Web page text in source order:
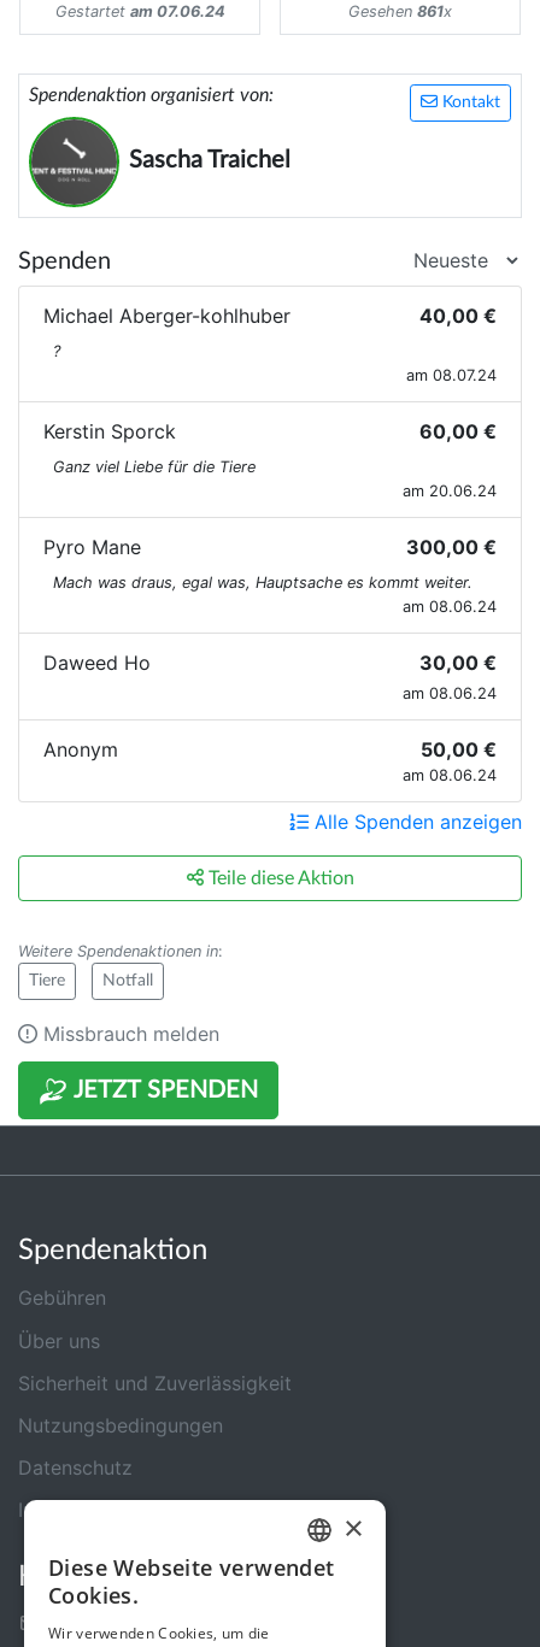
Gestartet am 07.06.24 Gesehen 861x
Kontakt
Spendenaktion organisiert von:
Sascha Traichel
JETZT SPENDEN
Spenden
Michael Aberger-kohlhuber 40,00 €
?
am 08.07.24
Kerstin Sporck 60,00 €
Ganz viel Liebe für die Tiere
am 20.06.24
Pyro Mane 300,00 €
Mach was draus, egal was, Hauptsache es kommt weiter.
am 08.06.24
Daweed Ho 30,00 €
am 08.06.24
Anonym 50,00 €
am 08.06.24
Alle Spenden anzeigen
Teile diese Aktion
Weitere Spendenaktionen in:
Tiere Notfall
Missbrauch melden
Spendenaktion
Gebühren
Über uns
Sicherheit und Zuverlässigkeit
Nutzungsbedingungen
Datenschutz
Impressum
Kontakt
Kontakt-Formular
GERMAN
×
Diese Webseite verwendet
Cookies.
Wir verwenden Cookies, um die